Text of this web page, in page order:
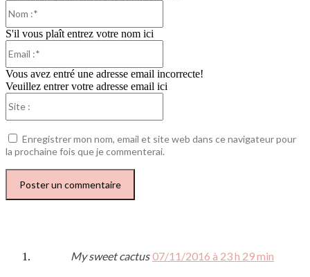
My sweet cactus 07/11/2016 à 23 h 29 min
S'il vous plaît entrez votre nom ici
Vous avez entré une adresse email incorrecte!
Veuillez entrer votre adresse email ici
Enregistrer mon nom, email et site web dans ce navigateur pour
la prochaine fois que je commenterai.